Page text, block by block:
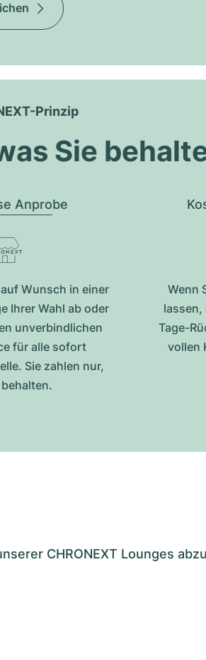
Prinzip
Sie
Anprobe
Wunsch in einer
Ihrer Wahl ab oder
unverbindlichen
für alle sofort
Sie zahlen nur,
Wenn
Tage-
vollen
CHRONEXT Lounges